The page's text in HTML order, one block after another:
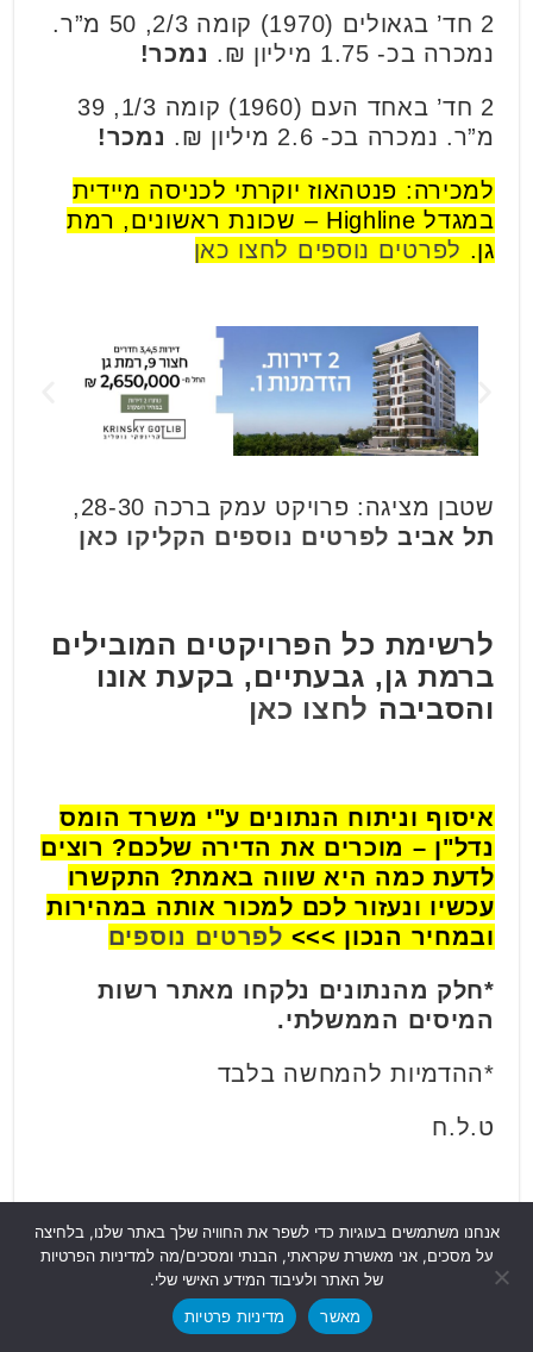
2 חד’ בגאולים (1970) קומה 2/3, 50 מ”ר.
נמכרה בכ- 1.75 מיליון ₪.
נמכר!
2 חד’ באחד העם (1960) קומה 1/3, 39
מ”ר. נמכרה בכ- 2.6 מיליון ₪.
נמכר!
למכירה: פנטהאוז יוקרתי לכניסה מיידית
במגדל Highline – שכונת ראשונים, רמת
גן. לפרטים נוספים לחצו כאן
שטבן מציגה: פרויקט עמק ברכה 28-30,
תל אביב לפרטים נוספים הקליקו כאן
לרשימת כל הפרויקטים המובילים
ברמת גן, גבעתיים, בקעת אונו
והסביבה לחצו כאן
איסוף וניתוח הנתונים ע"י משרד הומס
נדל"ן – מוכרים את הדירה שלכם? רוצים
לדעת כמה היא שווה באמת? התקשרו
עכשיו ונעזור לכם למכור אותה במהירות
ובמחיר הנכון >>> לפרטים נוספים
*חלק מהנתונים נלקחו מאתר רשות
המיסים הממשלתי.
*ההדמיות להמחשה בלבד
ט.ל.ח
אנחנו משתמשים בעוגיות כדי לשפר את החוויה שלך באתר שלנו, בלחיצה
על מסכים, אני מאשרת שקראתי, הבנתי ומסכים/מה למדיניות הפרטיות
של האתר ולעיבוד המידע האישי שלי.
מאשר
מדיניות פרטיות